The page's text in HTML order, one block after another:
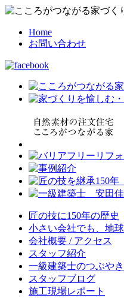
Home
お問い合わせ
匠の技に150年の歴史
小さい会社でも、地
会社概要 / アクセス
スタッフ紹介
一級建築士のつぶやき
スタッフブログ
施工現場レポート